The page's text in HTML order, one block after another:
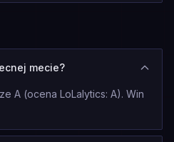
mecie?
A (ocena LoLalytics: A). Win